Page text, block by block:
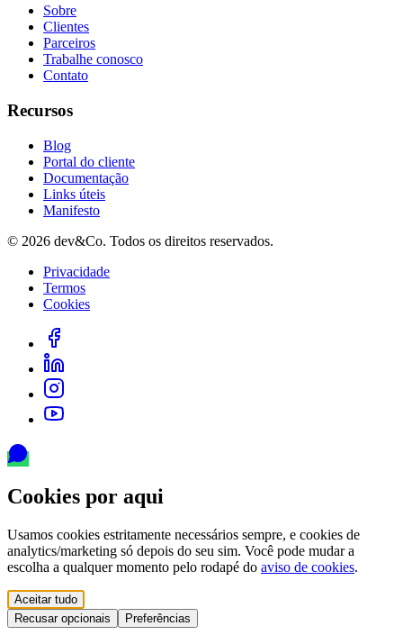
Sobre
Clientes
Parceiros
Trabalhe conosco
Contato
Recursos
Blog
Portal do cliente
Documentação
Links úteis
Manifesto
© 2026 dev&Co. Todos os direitos reservados.
Privacidade
Termos
Cookies
Cookies por aqui
Usamos cookies estritamente necessários sempre, e cookies de
analytics/marketing só depois do seu sim. Você pode mudar a
escolha a qualquer momento pelo rodapé do aviso de cookies.
Aceitar tudo
Recusar opcionais
Preferências